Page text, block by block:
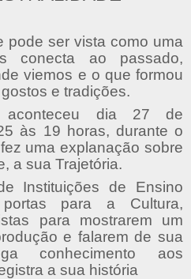
pode ser vista como uma
conecta ao passado,
viemos e o que formou
e tradições.
aconteceu dia 27 de
às 19 horas, durante o
uma explanação sobre
a sua Trajetória.
Instituições de Ensino
para a Cultura,
para mostrarem um
e falarem de sua
conhecimento aos
a sua história